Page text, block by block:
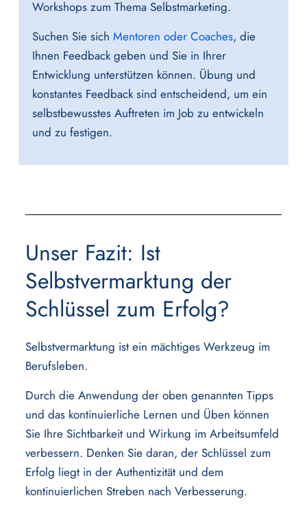
Workshops zum Thema Selbstmarketing.
Suchen Sie sich Mentoren oder Coaches, die
Ihnen Feedback geben und Sie in Ihrer
Entwicklung unterstützen können. Übung und
konstantes Feedback sind entscheidend, um ein
selbstbewusstes Auftreten im Job zu entwickeln
und zu festigen.
Unser Fazit: Ist
Selbstvermarktung der
Schlüssel zum Erfolg?
Selbstvermarktung ist ein mächtiges Werkzeug im
Berufsleben.
Durch die Anwendung der oben genannten Tipps
und das kontinuierliche Lernen und Üben können
Sie Ihre Sichtbarkeit und Wirkung im Arbeitsumfeld
verbessern. Denken Sie daran, der Schlüssel zum
Erfolg liegt in der Authentizität und dem
kontinuierlichen Streben nach Verbesserung.